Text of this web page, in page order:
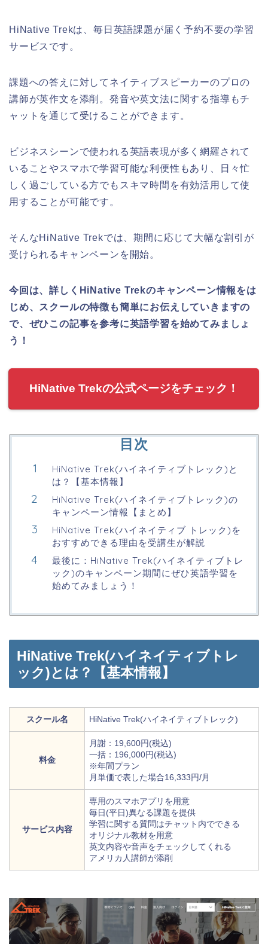
HiNative Trekは、毎日英語課題が届く予約不要の学習
サービスです。
課題への答えに対してネイティブスピーカーのプロの
講師が英作文を添削。発音や英文法に関する指導もチ
ャットを通じて受けることができます。
ビジネスシーンで使われる英語表現が多く網羅されて
いることやスマホで学習可能な利便性もあり、日々忙
しく過ごしている方でもスキマ時間を有効活用して使
用することが可能です。
そんなHiNative Trekでは、期間に応じて大幅な割引が
受けられるキャンペーンを開始。
今回は、詳しくHiNative Trekのキャンペーン情報をは
じめ、スクールの特徴も簡単にお伝えしていきますの
で、ぜひこの記事を参考に英語学習を始めてみましょ
う！
HiNative Trekの公式ページをチェック！
目次
HiNative Trek(ハイネイティブトレック)と
は？【基本情報】
HiNative Trek(ハイネイティブトレック)の
キャンペーン情報【まとめ】
HiNative Trek(ハイネイティブ トレック)を
おすすめできる理由を受講生が解説
最後に：HiNative Trek(ハイネイティブトレ
ック)のキャンペーン期間にぜひ英語学習を
始めてみましょう！
HiNative Trek(ハイネイティブトレ
ック)とは？【基本情報】
スクール名 HiNative Trek(ハイネイティブトレック)
料金
月謝：19,600円(税込)
一括：196,000円(税込)
※年間プラン
月単価で表した場合16,333円/月
サービス内容
専用のスマホアプリを用意
毎日(平日)異なる課題を提供
学習に関する質問はチャット内でできる
オリジナル教材を用意
英文内容や音声をチェックしてくれる
アメリカ人講師が添削